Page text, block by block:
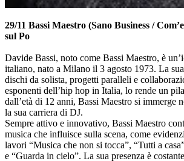
29/11 Bassi Maestro (Sano Business /
sul Po
Davide Bassi, noto come Bassi Maestro, è
italiano, nato a Milano il 3 agosto 1973. La
dischi da solista, progetti paralleli e
esponenti dell’hip hop in Italia, lo rende un
dall’età di 12 anni, Bassi Maestro si immerge
la sua carriera di DJ.
Sempre attivo e innovativo, Bassi Maestro
musica che influisce sulla scena, come
lavori “Musica che non si tocca”, “Tutti a
e “Guarda in cielo”. La sua presenza è